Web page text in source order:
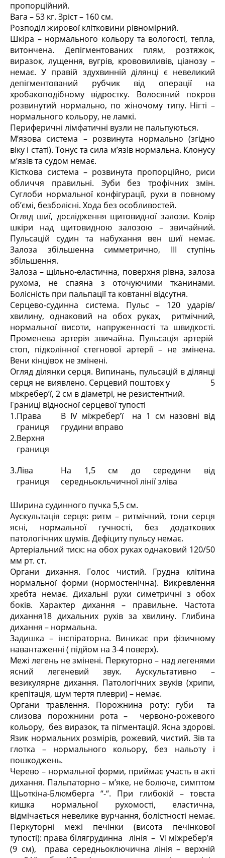
пропорційний.
Вага – 53 кг. Зріст – 160 см.
Розподіл жирової клітковини рівномірний.
Шкіра – нормального кольору та вологості, тепла,
витончена. Депігментованих плям, розтяжок,
виразок, лущення, вугрів, крововиливів, ціанозу –
немає. У правій здухвинній ділянці є невеликий
депігментований рубчик від операції на
хробакоподібному відростку. Волосяний покров
розвинутий нормально, по жіночому типу. Нігті –
нормального кольору, не ламкі.
Периферичні лімфатичні вузли не пальпуються.
М’язова система – розвинута нормально (згідно
віку і статі). Тонус та сила м’язів нормальна. Клонусу
м’язів та судом немає.
Кісткова система – розвинута пропорційно, риси
обличчя правильні. Зуби без трофічних змін.
Суглоби нормальної конфігурації, рухи в повному
об’ємі, безболісні. Хода без особливостей.
Огляд шиї, дослідження щитовидної залози. Колір
шкіри над щитовидною залозою – звичайний.
Пульсацій судин та набухання вен шиї немає.
Залоза збільшенна симметрично, III ступінь
збільшення.
Залоза – щільно-еластична, поверхня рівна, залоза
рухома, не спаяна з оточуючими тканинами.
Болісність при пальпації та ковтанні відсутня.
Серцево-судинна система. Пульс – 120 ударів/
хвилину, однаковий на обох руках, ритмічний,
нормальної висоти, напруженності та швидкості.
Променева артерія звичайна. Пульсація артерій
стоп, підколінної стегнової артерії – не змінена.
Вени кінцівок не змінені.
Огляд ділянки серця. Випинань, пульсацій в ділянці
серця не виявлено. Серцевий поштовх у 5
міжребер’ї, 2 см в діаметрі, не резистентний.
Границі відносної серцевої тупості
1.Права
границя
В IV міжребер’ї на 1 см назовні від
грудини вправо
2.Верхня
границя
3.Ліва
границя
На 1,5 см до середини від
середньокльчичної лінії зліва
Ширина судинного пучка 5,5 см.
Аускультація серця: ритм – ритмічний, тони серця
ясні, нормальної гучності, без додаткових
патологічних шумів. Дефіциту пульсу немає.
Артеріальний тиск: на обох руках однаковий 120/50
мм рт. ст.
Органи дихання. Голос чистий. Грудна клітина
нормальної форми (нормостенічна). Викревлення
хребта немає. Дихальні рухи симетричні з обох
боків. Характер дихання – правильне. Частота
дихання18 дихальних рухів за хвилину. Глибина
дихання – нормальна.
Задишка – інспіраторна. Виникає при фізичному
навантаженні ( підйом на 3-4 поверх).
Межі легень не змінені. Перкуторно – над легенями
ясний легеневий звук. Аускультативно –
везикулярне дихання. Патологічних звуків (хрипи,
крепітація, шум тертя плеври) – немає.
Органи травлення. Порожнина роту: губи та
слизова порожнини рота – червоно-рожевого
кольору, без виразок, та пігментацій. Ясна здорові.
Язик нормальних розмірів, рожевий, чистий. Зів та
глотка – нормального кольору, без нальоту і
пошкоджень.
Черево – нормальної форми, приймає участь в акті
дихання. Пальпаторно – м’яке, не болюче, симптом
Щьоткіна-Блюмберга “-“. При глибокій – товста
кишка нормальної рухомості, еластична,
відмічається невелике вурчання, болістності немає.
Перкуторні межі печінки (висота печінкової
тупості): права білягрудинна лінія – VI міжребер’я
(9 см), права середньоключична лінія – верхній